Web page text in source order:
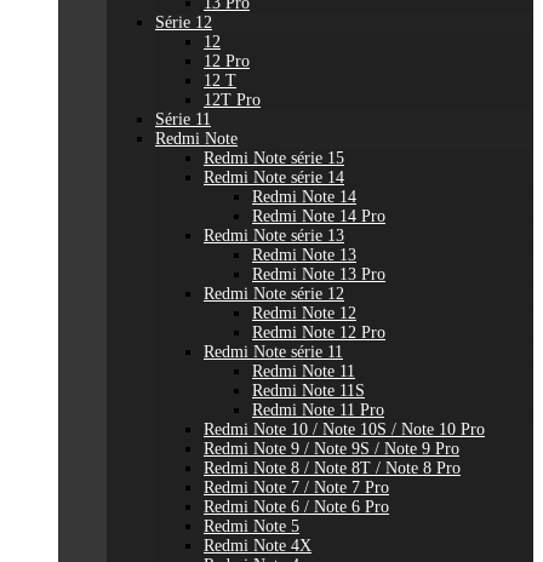
Série 12
12
12 Pro
12 T
12T Pro
Série 11
Redmi Note
Redmi Note série 15
Redmi Note série 14
Redmi Note 14
Redmi Note 14 Pro
Redmi Note série 13
Redmi Note 13
Redmi Note 13 Pro
Redmi Note série 12
Redmi Note 12
Redmi Note 12 Pro
Redmi Note série 11
Redmi Note 11
Redmi Note 11S
Redmi Note 11 Pro
Redmi Note 10 / Note 10S / Note 10 Pro
Redmi Note 9 / Note 9S / Note 9 Pro
Redmi Note 8 / Note 8T / Note 8 Pro
Redmi Note 7 / Note 7 Pro
Redmi Note 6 / Note 6 Pro
Redmi Note 5
Redmi Note 4X